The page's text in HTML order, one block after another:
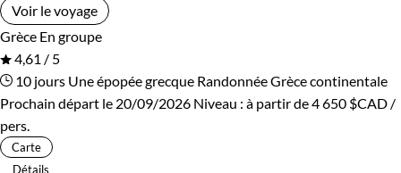
Voir le voyage
Grèce En groupe
4,61 / 5
10 jours Une épopée grecque Randonnée Grèce continentale
Prochain départ le 20/09/2026 Niveau : à partir de4 650 $CAD /
pers.
Carte
Détails